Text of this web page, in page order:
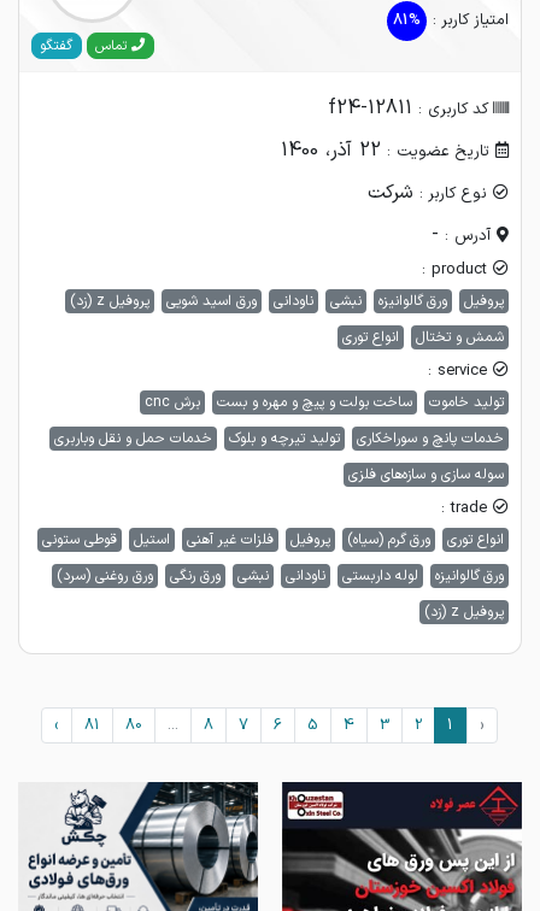
امتیاز کاربر : 81%
تماس گفتگو
کد کاربری : f24-12811
تاریخ عضویت : 22 آذر، 1400
نوع کاربر : شرکت
آدرس : -
product :
پروفیل ورق گالوانیزه نبشی ناودانی ورق اسید شویی
پروفیل z (زد)
شمش و تختال
انواع توری
service :
تولید خاموت ساخت بولت و پیچ و مهره و بست
برش cnc
خدمات پانچ و سوراخکاری
تولید تیرچه و بلوک
خدمات حمل و نقل وباربری
سوله سازی و سازه‌های فلزی
trade :
انواع توری ورق گرم (سیاه) پروفیل فلزات غیر آهنی استیل
قوطی ستونی
ورق گالوانیزه
لوله داربستی ناودانی نبشی ورق رنگی
ورق روغنی (سرد)
پروفیل z (زد)
‹
1
2
3
4
5
6
7
8
...
80
81
›